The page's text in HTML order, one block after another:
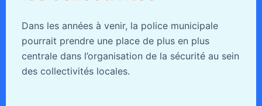
Dans les années à venir, la police municipale
pourrait prendre une place de plus en plus
centrale dans l’organisation de la sécurité au sein
des collectivités locales.